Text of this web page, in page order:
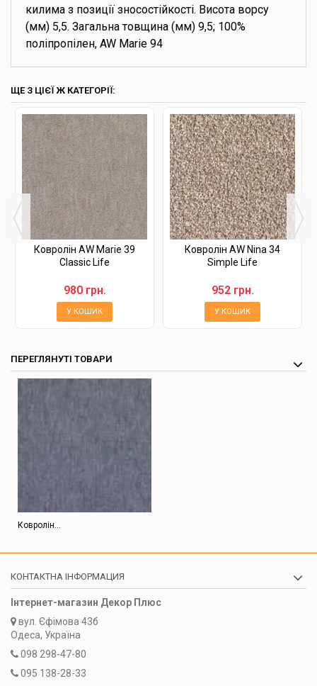
килима з позиції зносостійкості. Висота ворсу
(мм) 5,5. Загальна товщина (мм) 9,5; 100%
поліпропілен, AW Marie 94
ЩЕ З ЦІЄЇ Ж КАТЕГОРІЇ:
Ковролін AW Marie 39
Classic Life
980 грн.
У КОШИК
Ковролін AW Nina 34
Simple Life
952 грн.
У КОШИК
ПЕРЕГЛЯНУТІ ТОВАРИ
Ковролін...
КОНТАКТНА ІНФОРМАЦИЯ
Інтернет-магазин Декор Плюс
вул. Єфімова 43б
Одеса, Україна
098 298-47-80
095 138-28-33